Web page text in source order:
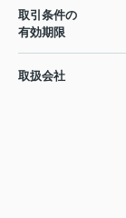
取引条件の
有効期限
取扱会社